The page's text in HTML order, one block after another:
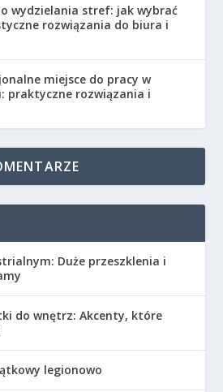
wydzielania stref: jak wybrać
rozwiązania do biura i
miejsce do pracy w
praktyczne rozwiązania i
Duże przeszklenia i
do wnętrz: Akcenty, które
legionowo